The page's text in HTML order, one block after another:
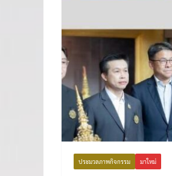
ประมวลภาพกิจกรรม มาใหม่